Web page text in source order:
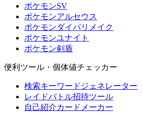
ポケモンSV
ポケモンアルセウス
ポケモンダイパリメイク
ポケモンユナイト
ポケモン剣盾
便利ツール・個体値チェッカー
検索キーワードジェネレーター
レイドバトル招待ツール
自己紹介カードメーカー